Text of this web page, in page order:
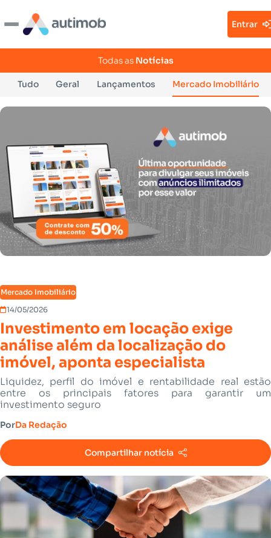
Entrar
Todas as Notícias
Tudo Geral Lançamentos Mercado Imobiliário
Mercado Imobiliário
14/05/2026
Investimento em locação exige
análise além da localização do
imóvel, aponta especialista
Liquidez, perfil do imóvel e rentabilidade real estão
entre os principais fatores para garantir um
investimento seguro
PorDa Redação
Compartilhar notícia